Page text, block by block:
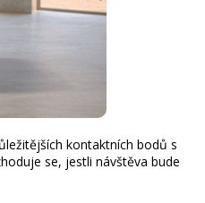
kontaktních bodů s
se, jestli návštěva bude